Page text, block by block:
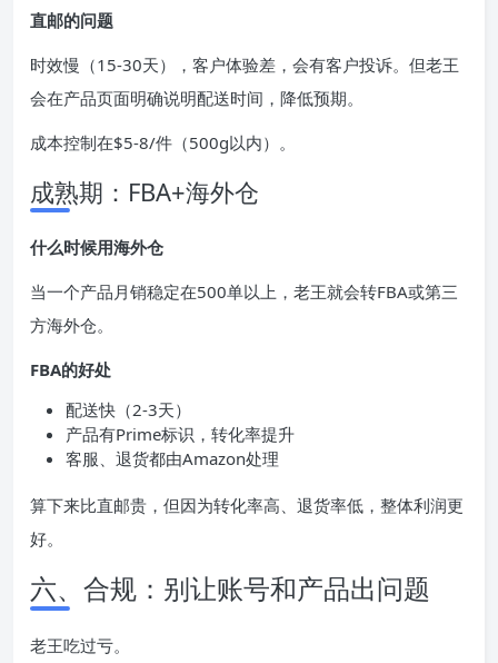
直邮的问题
时效慢（15-30天），客户体验差，会有客户投诉。但老王
会在产品页面明确说明配送时间，降低预期。
成本控制在$5-8/件（500g以内）。
成熟期：FBA+海外仓
什么时候用海外仓
当一个产品月销稳定在500单以上，老王就会转FBA或第三
方海外仓。
FBA的好处
配送快（2-3天）
产品有Prime标识，转化率提升
客服、退货都由Amazon处理
算下来比直邮贵，但因为转化率高、退货率低，整体利润更
好。
六、合规：别让账号和产品出问题
老王吃过亏。